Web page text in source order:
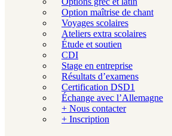
Option maîtrise de chant
Voyages scolaires
Ateliers extra scolaires
Étude et soutien
CDI
Stage en entreprise
Résultats d’examens
Certification DSD1
Échange avec l’Allemagne
+ Nous contacter
+ Inscription